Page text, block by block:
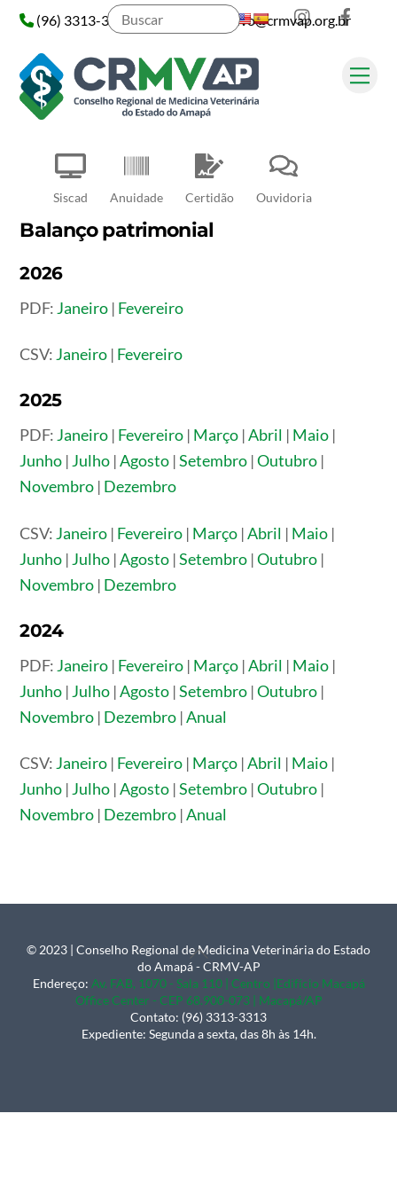
Skip
content
Siscad Anuidade Certidão Ouvidoria
Instagram
(96) 3313-3313
administrativo@crmvap.org.br
Pesquisar
Balanço patrimonial
2026
PDF: Janeiro | Fevereiro
CSV: Janeiro | Fevereiro
2025
PDF: Janeiro | Fevereiro | Março |Abril | Maio |
Junho | Julho |Agosto |Setembro |Outubro |
Novembro | Dezembro
CSV: Janeiro | Fevereiro | Março |Abril | Maio |
Junho | Julho |Agosto |Setembro |Outubro |
Novembro | Dezembro
2024
PDF: Janeiro | Fevereiro | Março |Abril | Maio |
Junho | Julho |Agosto |Setembro |Outubro |
Novembro | Dezembro |Anual
CSV: Janeiro | Fevereiro | Março |Abril | Maio |
Junho | Julho |Agosto |Setembro |Outubro |
Novembro | Dezembro |Anual
Back
To
Top
© 2023 | Conselho Regional de Medicina Veterinária do Estado
do Amapá - CRMV-AP
Endereço: Av. FAB, 1070 - Sala 110 | Centro |Edifício Macapá
Office Center - CEP 68.900-073 | Macapá/AP
Contato: (96) 3313-3313
Expediente: Segunda a sexta, das 8h às 14h.